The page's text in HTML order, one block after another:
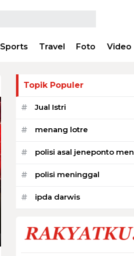
Sports Travel Foto Video
Topik Populer
# Jual Istri
# menang lotre
# polisi asal jeneponto
# polisi meninggal
# ipda darwis